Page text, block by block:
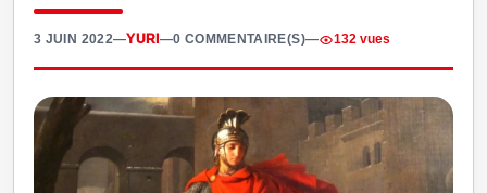
3 JUIN 2022—YURI —0 COMMENTAIRE(S)— 132 vues